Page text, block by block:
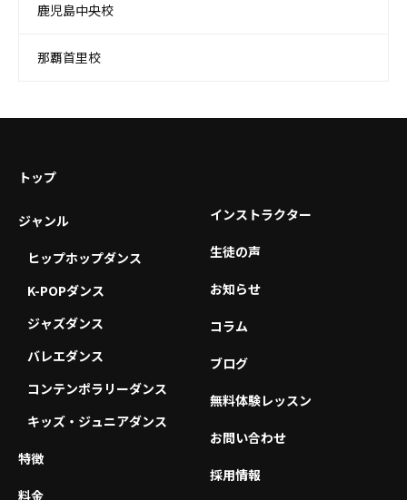
鹿児島中央校
那覇首里校
トップ
ジャンル
ヒップホップダンス
K-POPダンス
ジャズダンス
バレエダンス
コンテンポラリーダンス
キッズ・ジュニアダンス
特徴
料金
インストラクター
生徒の声
お知らせ
コラム
ブログ
無料体験レッスン
お問い合わせ
採用情報